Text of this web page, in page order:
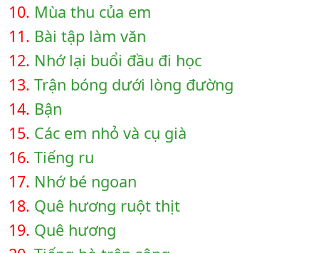
10. Mùa thu của em
11. Bài tập làm văn
12. Nhớ lại buổi đầu đi học
13. Trận bóng dưới lòng đường
14. Bận
15. Các em nhỏ và cụ già
16. Tiếng ru
17. Nhớ bé ngoan
18. Quê hương ruột thịt
19. Quê hương